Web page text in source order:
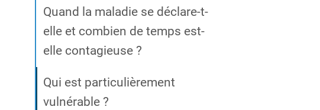
Quand la maladie se déclare-t-
elle et combien de temps est-
elle contagieuse ?
Qui est particulièrement
vulnérable ?